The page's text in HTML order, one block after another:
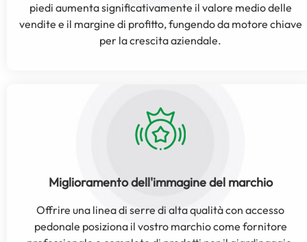
piedi aumenta significativamente il valore medio delle
vendite e il margine di profitto, fungendo da motore chiave
per la crescita aziendale.
Miglioramento dell'immagine del marchio
Offrire una linea di serre di alta qualità con accesso
pedonale posiziona il vostro marchio come fornitore